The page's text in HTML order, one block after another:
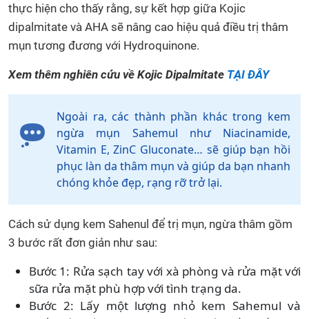
thực hiện cho thấy rằng, sự kết hợp giữa Kojic
dipalmitate và AHA sẽ nâng cao hiệu quả điều trị thâm
mụn tương đương với Hydroquinone.
Xem thêm nghiên cứu về Kojic Dipalmitate TẠI ĐÂY
Ngoài ra, các thành phần khác trong kem
ngừa mụn Sahemul như Niacinamide,
Vitamin E, ZinC Gluconate… sẽ giúp bạn hồi
phục làn da thâm mụn và giúp da bạn nhanh
chóng khỏe đẹp, rạng rỡ trở lại.
Cách sử dụng kem Sahenul để trị mụn, ngừa thâm gồm
3 bước rất đơn giản như sau:
Bước 1: Rửa sạch tay với xà phòng và rửa mặt với
sữa rửa mặt phù hợp với tình trạng da.
Bước 2: Lấy một lượng nhỏ kem Sahemul và